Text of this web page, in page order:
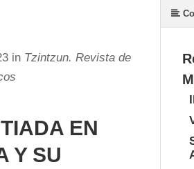
in Tzintzun. Revista de
EN
Y SU